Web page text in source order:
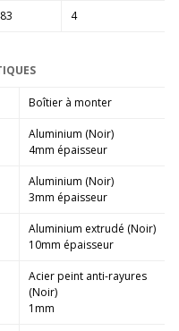
4
Boîtier à monter
Aluminium (Noir)
4mm épaisseur
Aluminium (Noir)
3mm épaisseur
Aluminium extrudé (Noir)
10mm épaisseur
Acier peint anti-rayures
(Noir)
1mm